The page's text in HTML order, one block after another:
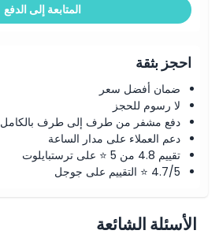
المتابعة إلى الدفع
احجز بثقة
ضمان أفضل سعر
لا رسوم للحجز
دفع مشفر من طرف إلى طرف بالكامل
دعم العملاء على مدار الساعة
تقييم 4.8 من 5 ⭐ على ترستبايلوت
4.7/5 ⭐ التقييم على جوجل
الأسئلة الشائعة